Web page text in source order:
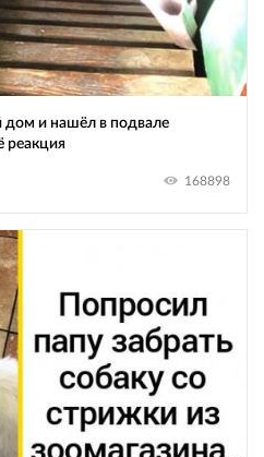
дом и нашёл в подвале
реакция
168898